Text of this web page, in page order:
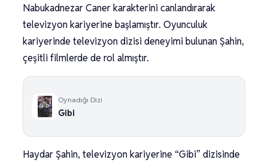
Nabukadnezar Caner karakterini canlandırarak
televizyon kariyerine başlamıştır. Oyunculuk
kariyerinde televizyon dizisi deneyimi bulunan Şahin,
çeşitli filmlerde de rol almıştır.
Oynadığı Dizi
Gibi
Haydar Şahin, televizyon kariyerine “Gibi” dizisinde